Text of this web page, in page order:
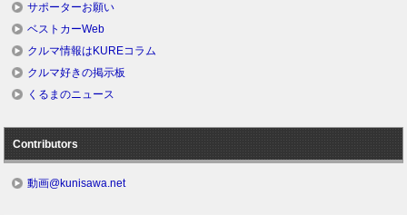
サポーターお願い
ベストカーWeb
クルマ情報はKUREコラム
クルマ好きの掲示板
くるまのニュース
Contributors
動画@kunisawa.net